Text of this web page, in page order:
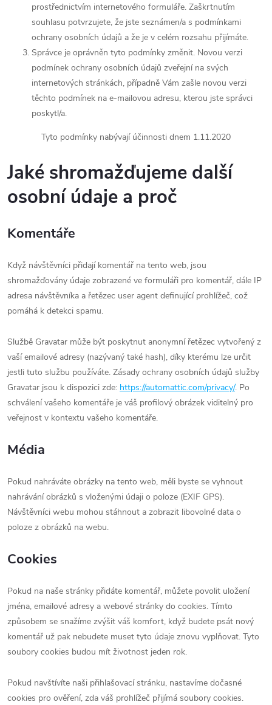
prostřednictvím internetového formuláře. Zaškrtnutím
souhlasu potvrzujete, že jste seznámen/a s podmínkami
ochrany osobních údajů a že je v celém rozsahu přijímáte.
Správce je oprávněn tyto podmínky změnit. Novou verzi
podmínek ochrany osobních údajů zveřejní na svých
internetových stránkách, případně Vám zašle novou verzi
těchto podmínek na e-mailovou adresu, kterou jste správci
poskytl/a.
Tyto podmínky nabývají účinnosti dnem 1.11.2020
Jaké shromažďujeme další
osobní údaje a proč
Komentáře
Když návštěvníci přidají komentář na tento web, jsou
shromažďovány údaje zobrazené ve formuláři pro komentář, dále IP
adresa návštěvníka a řetězec user agent definující prohlížeč, což
pomáhá k detekci spamu.
Službě Gravatar může být poskytnut anonymní řetězec vytvořený z
vaší emailové adresy (nazývaný také hash), díky kterému lze určit
jestli tuto službu používáte. Zásady ochrany osobních údajů služby
Gravatar jsou k dispozici zde: https://automattic.com/privacy/. Po
schválení vašeho komentáře je váš profilový obrázek viditelný pro
veřejnost v kontextu vašeho komentáře.
Média
Pokud nahráváte obrázky na tento web, měli byste se vyhnout
nahrávání obrázků s vloženými údaji o poloze (EXIF GPS).
Návštěvníci webu mohou stáhnout a zobrazit libovolné data o
poloze z obrázků na webu.
Cookies
Pokud na naše stránky přidáte komentář, můžete povolit uložení
jména, emailové adresy a webové stránky do cookies. Tímto
způsobem se snažíme zvýšit váš komfort, když budete psát nový
komentář už pak nebudete muset tyto údaje znovu vyplňovat. Tyto
soubory cookies budou mít životnost jeden rok.
Pokud navštívíte naši přihlašovací stránku, nastavíme dočasné
cookies pro ověření, zda váš prohlížeč přijímá soubory cookies.